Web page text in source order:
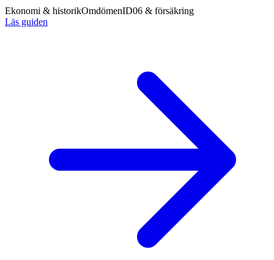
Ekonomi & historikOmdömenID06 & försäkring
Läs guiden